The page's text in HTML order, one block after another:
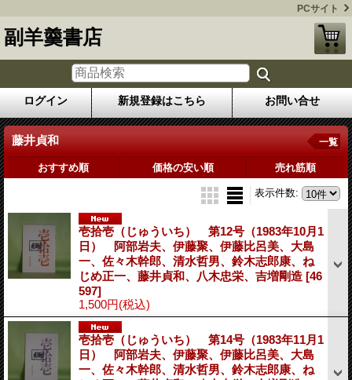
PCサイト
副羊羹書店
ログイン 新規登録はこちら お問い合せ
藤井貞和 一覧
おすすめ順 価格の安い順 売れ筋順
表示件数:
壱拾壱（じゅういち） 第12号（1983年10月1
日） 阿部岩夫、伊藤聚、伊藤比呂美、大島
一、佐々木幹郎、清水哲男、鈴木志郎康、ね
じめ正一、藤井貞和、八木忠栄、吉増剛造 [46
597]
1,500円(税込)
壱拾壱（じゅういち） 第14号（1983年11月1
日） 阿部岩夫、伊藤聚、伊藤比呂美、大島
一、佐々木幹郎、清水哲男、鈴木志郎康、ね